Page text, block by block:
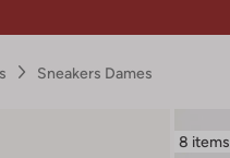
Sneakers Dames
8 items